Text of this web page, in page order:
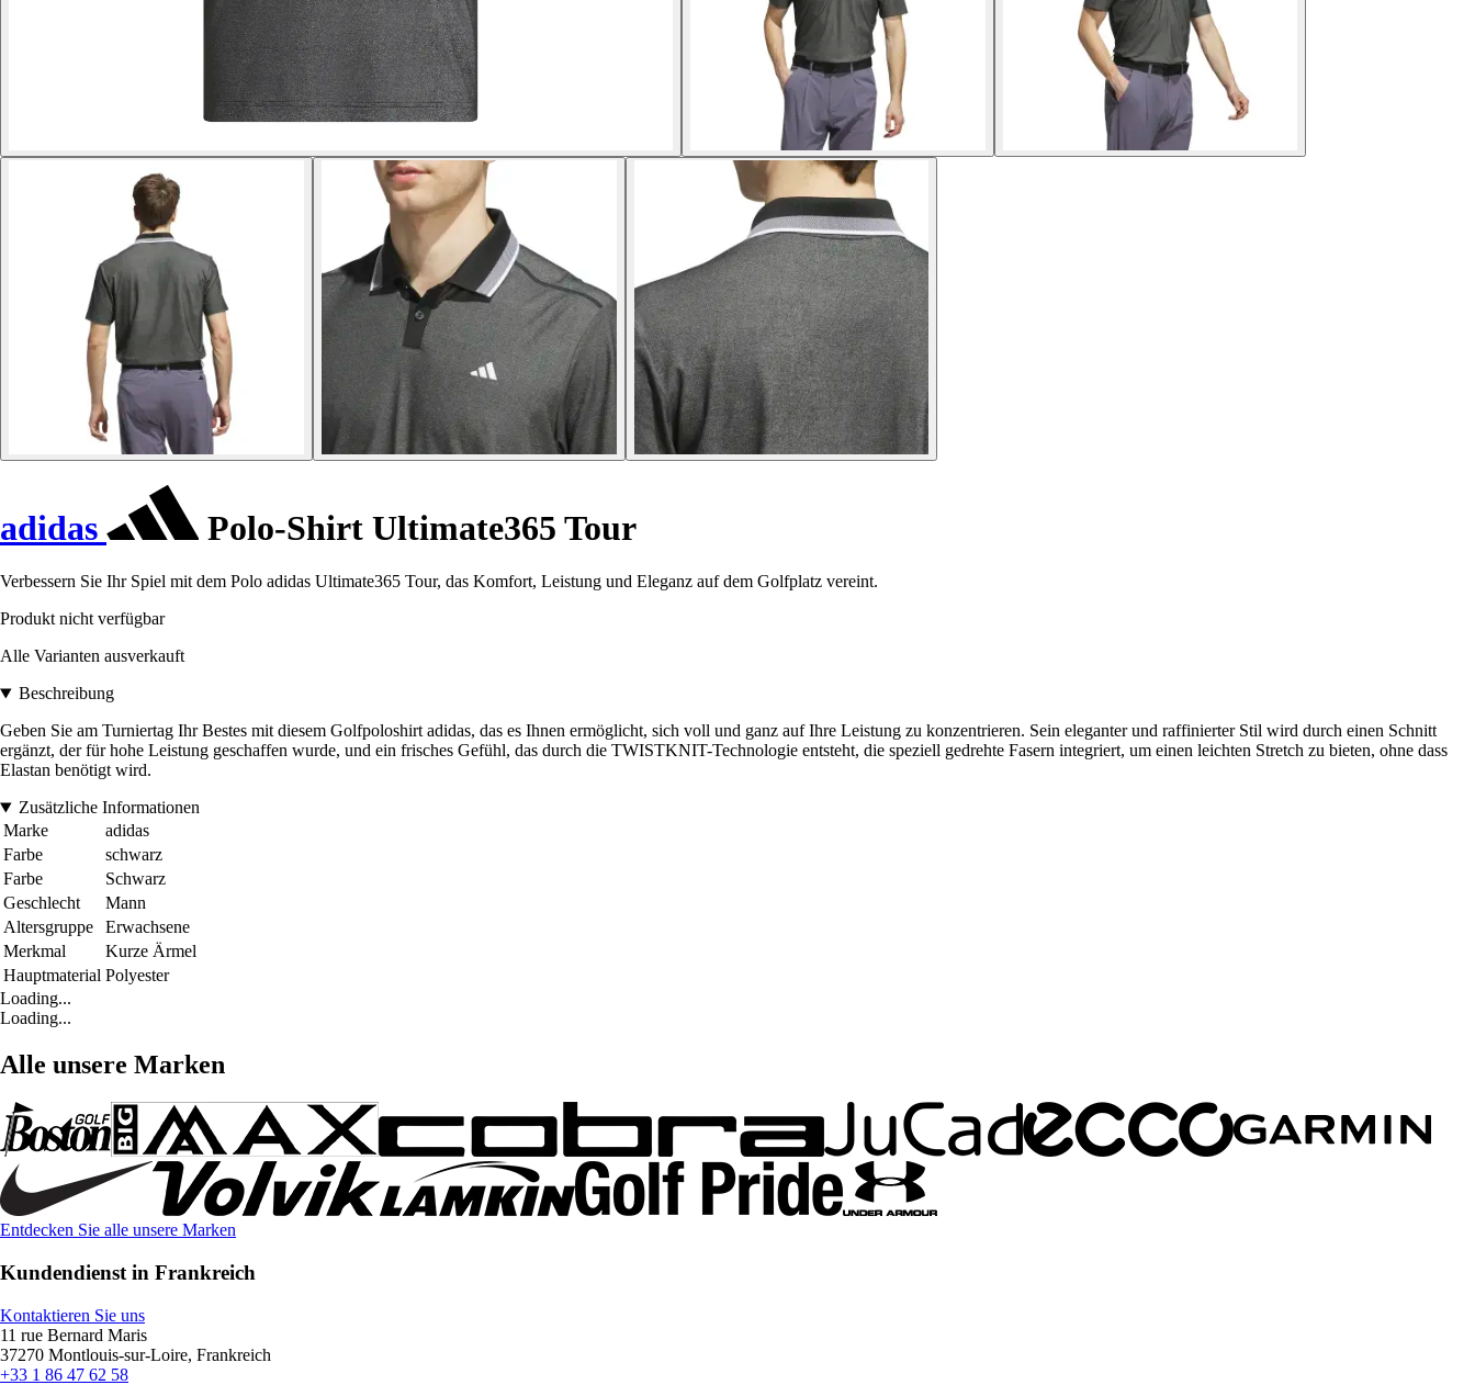
adidas Polo-Shirt Ultimate365 Tour
Verbessern Sie Ihr Spiel mit dem Polo adidas Ultimate365 Tour, das Komfort, Leistung und Eleganz auf dem Golfplatz vereint.
Produkt nicht verfügbar
Alle Varianten ausverkauft
Beschreibung
Geben Sie am Turniertag Ihr Bestes mit diesem Golfpoloshirt adidas, das es Ihnen ermöglicht, sich voll und ganz auf Ihre Leistung zu konzentrieren. Sein eleganter und raffinierter Stil wird durch einen Schnitt
ergänzt, der für hohe Leistung geschaffen wurde, und ein frisches Gefühl, das durch die TWISTKNIT-Technologie entsteht, die speziell gedrehte Fasern integriert, um einen leichten Stretch zu bieten, ohne dass
Elastan benötigt wird.
Zusätzliche Informationen
Marke
adidas
Farbe
schwarz
Farbe
Schwarz
Geschlecht
Mann
Altersgruppe
Erwachsene
Merkmal
Kurze Ärmel
Hauptmaterial Polyester
Loading...
Loading...
Alle unsere Marken
Entdecken Sie alle unsere Marken
Kundendienst in Frankreich
Kontaktieren Sie uns
11 rue Bernard Maris
37270 Montlouis-sur-Loire, Frankreich
+33 1 86 47 62 58